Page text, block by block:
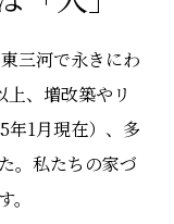
三河で永きにわ
、増改築やリ
年1月現在）、多
。私たちの家づ